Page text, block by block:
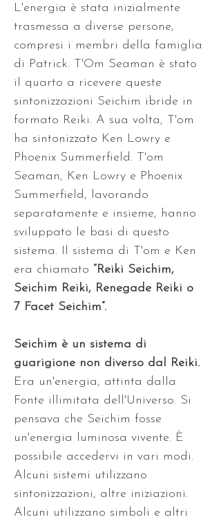
L'energia è stata inizialmente
trasmessa a diverse persone,
compresi i membri della famiglia
di Patrick. T'Om Seaman è stato
il quarto a ricevere queste
sintonizzazioni Seichim ibride in
formato Reiki. A sua volta, T'om
ha sintonizzato Ken Lowry e
Phoenix Summerfield. T'om
Seaman, Ken Lowry e Phoenix
Summerfield, lavorando
separatamente e insieme, hanno
sviluppato le basi di questo
sistema. Il sistema di T'om e Ken
era chiamato “Reiki Seichim,
Seichim Reiki, Renegade Reiki o
7 Facet Seichim”.
Seichim è un sistema di
guarigione non diverso dal Reiki.
Era un'energia, attinta dalla
Fonte illimitata dell'Universo. Si
pensava che Seichim fosse
un'energia luminosa vivente. È
possibile accedervi in vari modi.
Alcuni sistemi utilizzano
sintonizzazioni, altre iniziazioni.
Alcuni utilizzano simboli e altri